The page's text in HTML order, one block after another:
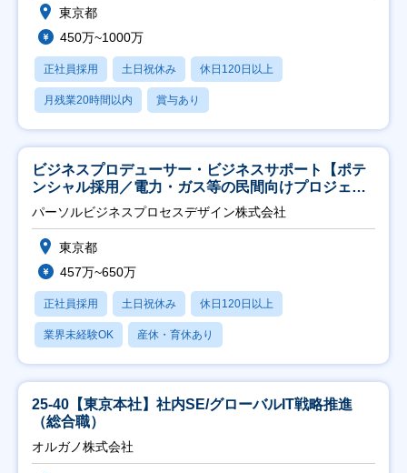
東京都
450万~1000万
正社員採用 土日祝休み 休日120日以上
月残業20時間以内 賞与あり
ビジネスプロデューサー・ビジネスサポート【ポテ
ンシャル採用／電力・ガス等の民間向けプロジェク
ト推進】
パーソルビジネスプロセスデザイン株式会社
東京都
457万~650万
正社員採用 土日祝休み 休日120日以上
業界未経験OK 産休・育休あり
25-40【東京本社】社内SE/グローバルIT戦略推進
（総合職）
オルガノ株式会社